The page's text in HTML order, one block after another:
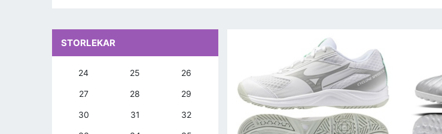
STORLEKAR
24 25 26
27 28 29
30 31 32